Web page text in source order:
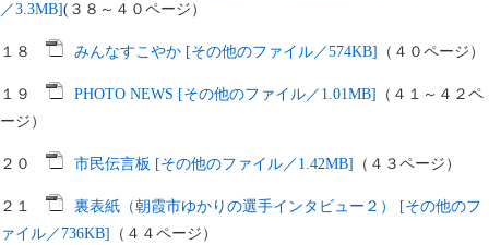
／3.3MB](３８～４０ページ）
１８ みんなすこやか [その他のファイル／574KB] （４０ページ）
１９ PHOTO NEWS [その他のファイル／1.01MB]
（４１～４２ペ
ージ）
２０ 市民伝言板 [その他のファイル／1.42MB] （４３ページ）
２１
裏表紙（朝霞市ゆかりの選手インタビュー２） [その他のフ
ァイル／736KB]
（４４ページ）